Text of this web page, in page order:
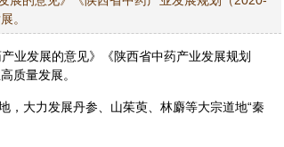
。
业发展的意见》《陕西省中药产业发展规划
质量发展。
，大力发展丹参 山茱萸 、林麝等大宗道地“秦